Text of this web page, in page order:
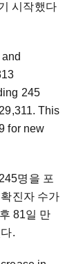
시작했다
245
This
for new
명을 포
진자 수가
81일 만
.